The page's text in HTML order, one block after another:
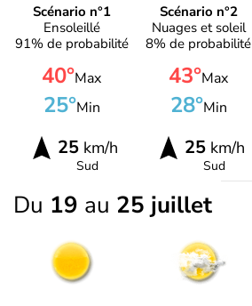
Scénario n°1
Ensoleillé
91% de probabilité
40°Max
25°Min
25km/h
Sud
Scénario n°2
Nuages et soleil
8% de probabilité
43°Max
28°Min
25km/h
Sud
Du 19 au 25 juillet